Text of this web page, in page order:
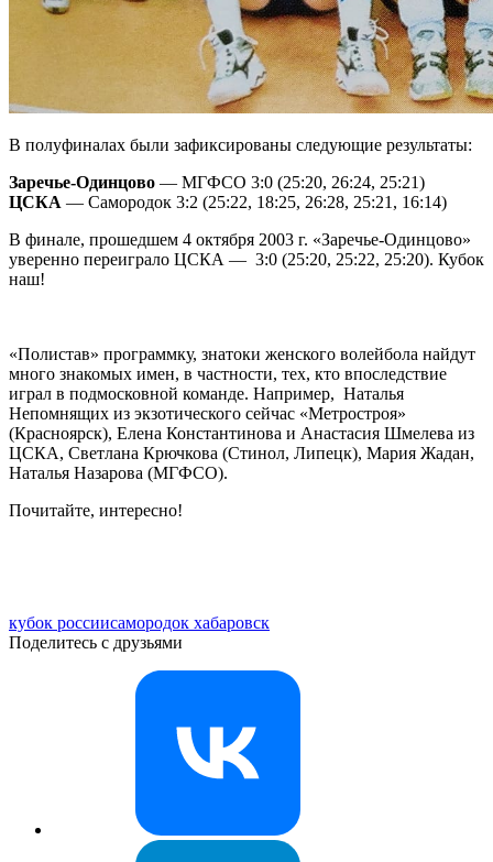
В полуфиналах были зафиксированы следующие результаты:
Заречье-Одинцово — МГФСО 3:0 (25:20, 26:24, 25:21)
ЦСКА — Самородок 3:2 (25:22, 18:25, 26:28, 25:21, 16:14)
В финале, прошедшем 4 октября 2003 г. «Заречье-Одинцово»
уверенно переиграло ЦСКА — 3:0 (25:20, 25:22, 25:20). Кубок
наш!
«Полистав» программку, знатоки женского волейбола найдут
много знакомых имен, в частности, тех, кто впоследствие
играл в подмосковной команде. Например, Наталья
Непомнящих из экзотического сейчас «Метростроя»
(Красноярск), Елена Константинова и Анастасия Шмелева из
ЦСКА, Светлана Крючкова (Стинол, Липецк), Мария Жадан,
Наталья Назарова (МГФСО).
Почитайте, интересно!
кубок россиисамородок хабаровск
Поделитесь с друзьями